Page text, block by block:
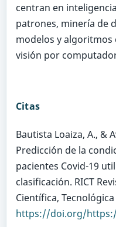
centran en
patrones, minería de
modelos y algoritmos
visión por
Citas
Bautista Loaiza, A., &
Predicción de la
pacientes Covid-19
clasificación. RICT
Científica,
https://doi.org/